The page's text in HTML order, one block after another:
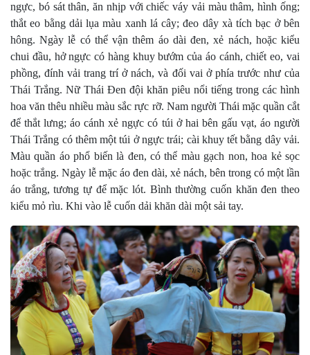
ngực, bó sát thân, ăn nhịp với chiếc váy vải màu thâm, hình ống;
thắt eo bằng dải lụa màu xanh lá cây; đeo dây xà tích bạc ở bên
hông. Ngày lễ có thể vận thêm áo dài đen, xẻ nách, hoặc kiểu
chui đầu, hở ngực có hàng khuy bướm của áo cánh, chiết eo, vai
phồng, đính vải trang trí ở nách, và đối vai ở phía trước như của
Thái Trắng. Nữ Thái Ðen đội khăn piêu nổi tiếng trong các hình
hoa văn thêu nhiều màu sắc rực rỡ. Nam người Thái mặc quần cắt
để thắt lưng; áo cánh xẻ ngực có túi ở hai bên gấu vạt, áo người
Thái Trắng có thêm một túi ở ngực trái; cài khuy tết bằng dây vải.
Màu quần áo phổ biến là đen, có thể màu gạch non, hoa kẻ sọc
hoặc trắng. Ngày lễ mặc áo đen dài, xẻ nách, bên trong có một lần
áo trắng, tương tự để mặc lót. Bình thường cuốn khăn đen theo
kiểu mỏ rìu. Khi vào lễ cuốn dải khăn dài một sải tay.